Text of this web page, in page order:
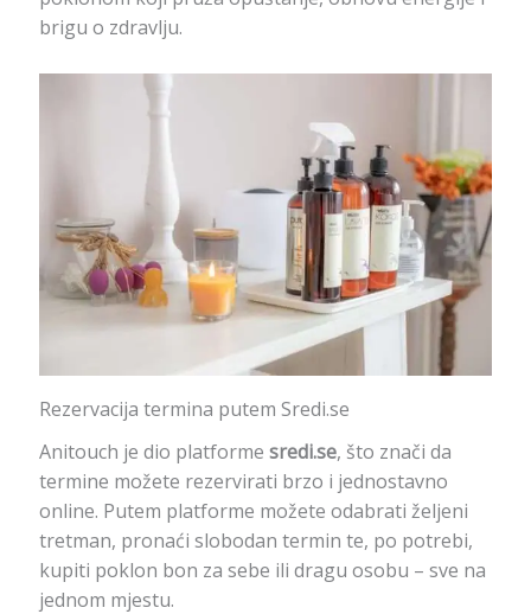
brigu o zdravlju.
Rezervacija termina putem Sredi.se
Anitouch je dio platforme sredi.se, što znači da
termine možete rezervirati brzo i jednostavno
online. Putem platforme možete odabrati željeni
tretman, pronaći slobodan termin te, po potrebi,
kupiti poklon bon za sebe ili dragu osobu – sve na
jednom mjestu.